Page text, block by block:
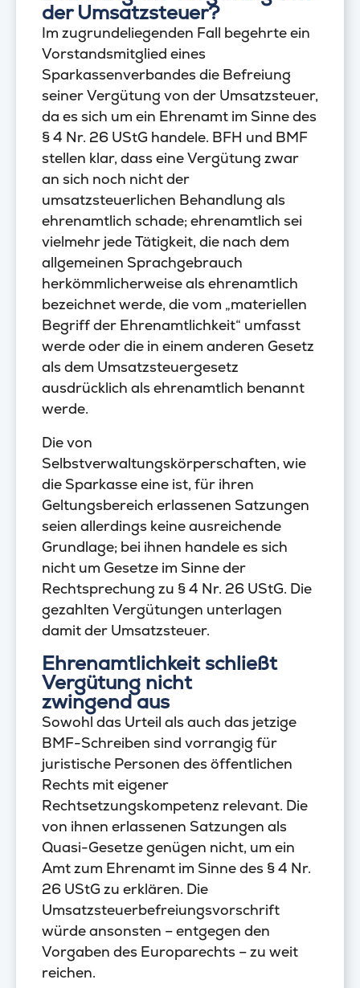
der Umsatzsteuer?
Im zugrundeliegenden Fall begehrte ein
Vorstandsmitglied eines
Sparkassenverbandes die Befreiung
seiner Vergütung von der Umsatzsteuer,
da es sich um ein Ehrenamt im Sinne des
§ 4 Nr. 26 UStG handele. BFH und BMF
stellen klar, dass eine Vergütung zwar
an sich noch nicht der
umsatzsteuerlichen Behandlung als
ehrenamtlich schade; ehrenamtlich sei
vielmehr jede Tätigkeit, die nach dem
allgemeinen Sprachgebrauch
herkömmlicherweise als ehrenamtlich
bezeichnet werde, die vom „materiellen
Begriff der Ehrenamtlichkeit“ umfasst
werde oder die in einem anderen Gesetz
als dem Umsatzsteuergesetz
ausdrücklich als ehrenamtlich benannt
werde.
Die von
Selbstverwaltungskörperschaften, wie
die Sparkasse eine ist, für ihren
Geltungsbereich erlassenen Satzungen
seien allerdings keine ausreichende
Grundlage; bei ihnen handele es sich
nicht um Gesetze im Sinne der
Rechtsprechung zu § 4 Nr. 26 UStG. Die
gezahlten Vergütungen unterlagen
damit der Umsatzsteuer.
Ehrenamtlichkeit schließt
Vergütung nicht
zwingend aus
Sowohl das Urteil als auch das jetzige
BMF-Schreiben sind vorrangig für
juristische Personen des öffentlichen
Rechts mit eigener
Rechtsetzungskompetenz relevant. Die
von ihnen erlassenen Satzungen als
Quasi-Gesetze genügen nicht, um ein
Amt zum Ehrenamt im Sinne des § 4 Nr.
26 UStG zu erklären. Die
Umsatzsteuerbefreiungsvorschrift
würde ansonsten – entgegen den
Vorgaben des Europarechts – zu weit
reichen.